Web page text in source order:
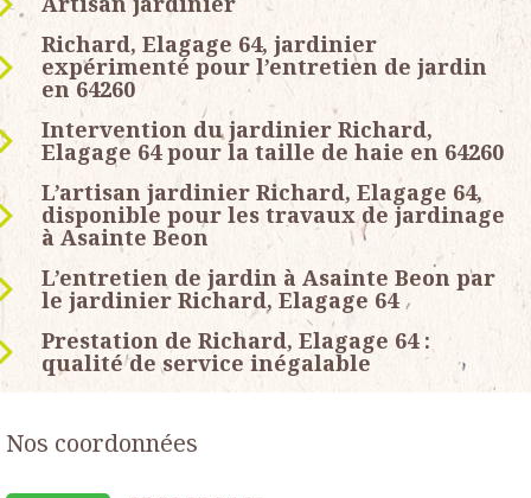
Richard, Elagage 64, jardinier
expérimenté pour l’entretien de jardin
en 64260
Intervention du jardinier Richard,
Elagage 64 pour la taille de haie en 64260
L’artisan jardinier Richard, Elagage 64,
disponible pour les travaux de jardinage
à Asainte Beon
L’entretien de jardin à Asainte Beon par
le jardinier Richard, Elagage 64
Prestation de Richard, Elagage 64 :
qualité de service inégalable
Nos coordonnées